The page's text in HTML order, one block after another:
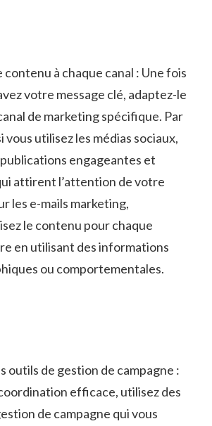
à chaque canal : ​Une ‍fois
votre message clé, adaptez-le⁤
de marketing spécifique. Par⁣
⁢vous‌ utilisez ⁢les médias‌ sociaux,⁢
engageantes et
attirent l’attention⁢ de ‍votre
les‌ e-mails marketing,
le contenu pour chaque
en utilisant des informations
ou comportementales.
‌outils de gestion de campagne :
efficace,⁣ utilisez des‌
de campagne qui ⁢vous